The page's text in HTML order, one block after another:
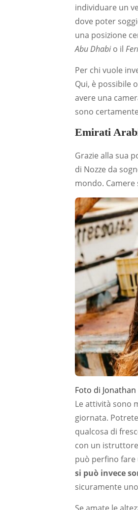
individuare un
dove poter
una posizione
Abu Dhabio il
Per chi vuole
Qui, è possibile
avere una
sono
Emirati
Grazie alla sua
di Nozze da
mondo. Camere
Foto di
Le attività sono
giornata.
qualcosa di
con un
può perfino fare
si può invece
sicuramente